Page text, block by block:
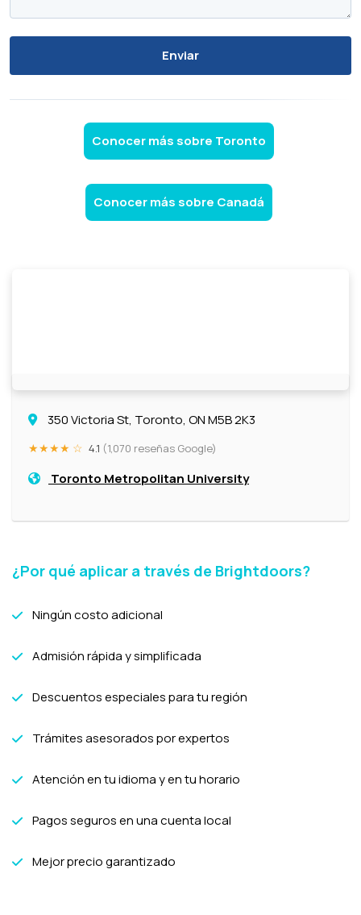
Enviar
Conocer más sobre Toronto
Conocer más sobre Canadá
350 Victoria St, Toronto, ON M5B 2K3
★★★★ ☆ 4.1 (1,070 reseñas Google)
Toronto Metropolitan University
¿Por qué aplicar a través de Brightdoors?
Ningún costo adicional
Admisión rápida y simplificada
Descuentos especiales para tu región
Trámites asesorados por expertos
Atención en tu idioma y en tu horario
Pagos seguros en una cuenta local
Mejor precio garantizado